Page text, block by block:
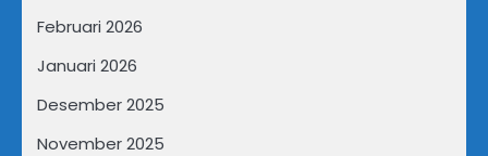
Februari 2026
Januari 2026
Desember 2025
November 2025